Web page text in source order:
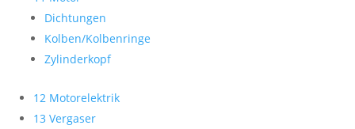
Dichtungen
Kolben/Kolbenringe
Zylinderkopf
12 Motorelektrik
13 Vergaser